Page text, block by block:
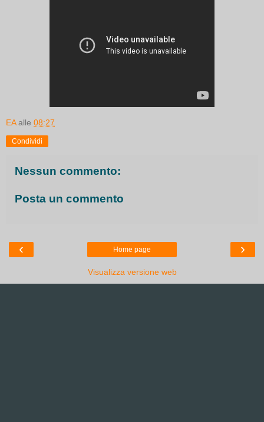
EA alle 08:27
Condividi
Nessun commento:
Posta un commento
‹ ›
Home page
Visualizza versione web